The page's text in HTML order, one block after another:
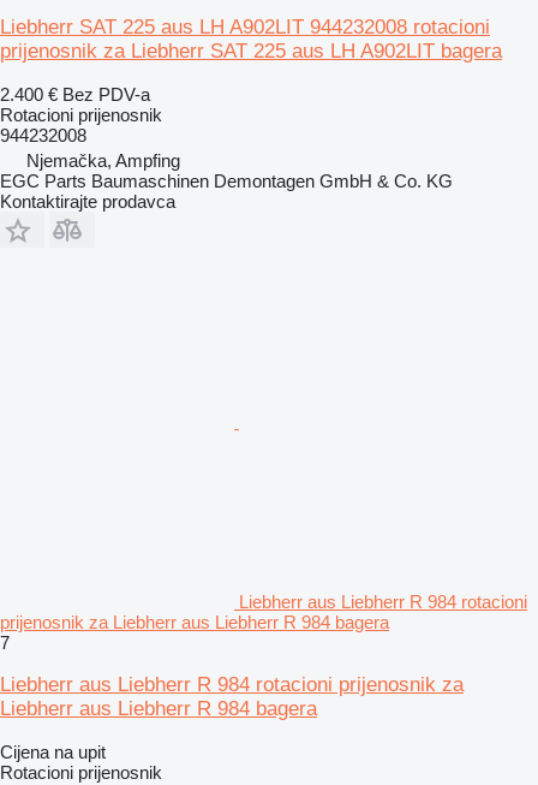
Liebherr SAT 225 aus LH A902LIT 944232008 rotacioni
prijenosnik za Liebherr SAT 225 aus LH A902LIT bagera
2.400 € Bez PDV-a
Rotacioni prijenosnik
944232008
Njemačka, Ampfing
EGC Parts Baumaschinen Demontagen GmbH & Co. KG
Kontaktirajte prodavca
Liebherr aus Liebherr R 984 rotacioni
prijenosnik za Liebherr aus Liebherr R 984 bagera
7
Liebherr aus Liebherr R 984 rotacioni prijenosnik za
Liebherr aus Liebherr R 984 bagera
Cijena na upit
Rotacioni prijenosnik